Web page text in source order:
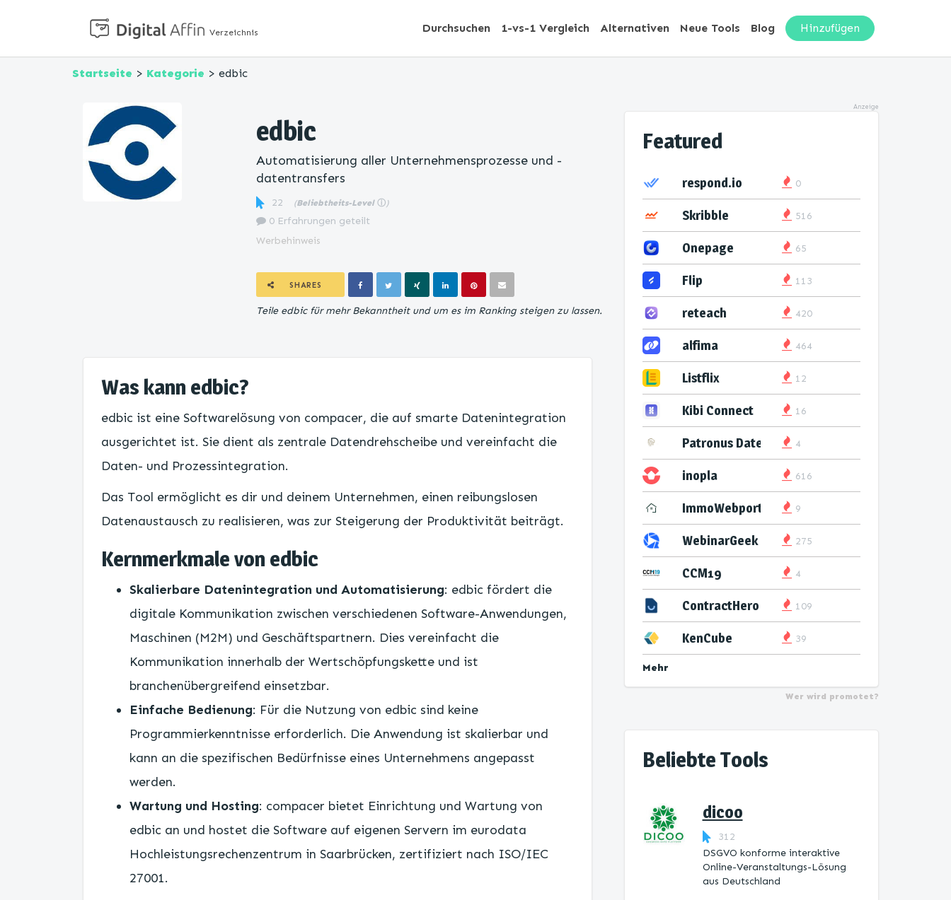
Verzeichnis Durchsuchen 1-vs-1 Vergleich Alternativen Neue Tools Blog Hinzufügen
Startseite > Kategorie > edbic
edbic
Automatisierung aller Unternehmensprozesse und -
datentransfers
22 (Beliebtheits-Level ⓘ)
0 Erfahrungen geteilt
Werbehinweis
SHARES
Teile edbic für mehr Bekanntheit und um es im Ranking steigen zu lassen.
Was kann edbic?
edbic ist eine Softwarelösung von compacer, die auf smarte Datenintegration
ausgerichtet ist. Sie dient als zentrale Datendrehscheibe und vereinfacht die
Daten- und Prozessintegration.
Das Tool ermöglicht es dir und deinem Unternehmen, einen reibungslosen
Datenaustausch zu realisieren, was zur Steigerung der Produktivität beiträgt.
Kernmerkmale von edbic
Skalierbare Datenintegration und Automatisierung: edbic fördert die
digitale Kommunikation zwischen verschiedenen Software-Anwendungen,
Maschinen (M2M) und Geschäftspartnern. Dies vereinfacht die
Kommunikation innerhalb der Wertschöpfungskette und ist
branchenübergreifend einsetzbar.
Einfache Bedienung: Für die Nutzung von edbic sind keine
Programmierkenntnisse erforderlich. Die Anwendung ist skalierbar und
kann an die spezifischen Bedürfnisse eines Unternehmens angepasst
werden.
Wartung und Hosting: compacer bietet Einrichtung und Wartung von
edbic an und hostet die Software auf eigenen Servern im eurodata
Hochleistungsrechenzentrum in Saarbrücken, zertifiziert nach ISO/IEC
27001.
Anzeige
Featured
respond.io 0
Skribble 516
Onepage 65
Flip 113
reteach 420
alfima 464
Listflix 12
Kibi Connect 16
Patronus Datenservice
4
inopla 616
ImmoWebport 9
WebinarGeek 275
CCM19 4
ContractHero 109
KenCube 39
Mehr
Wer wird promotet?
Beliebte Tools
dicoo
312
DSGVO konforme interaktive
Online-Veranstaltungs-Lösung
aus Deutschland